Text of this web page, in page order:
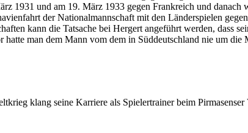
1931 und am 19. März 1933 gegen Frankreich und
der Nationalmannschaft mit den Länderspielen
kann die Tatsache bei Hergert angeführt werden, dass
man dem Mann vom dem in Süddeutschland nie um die
klang seine Karriere als Spielertrainer beim